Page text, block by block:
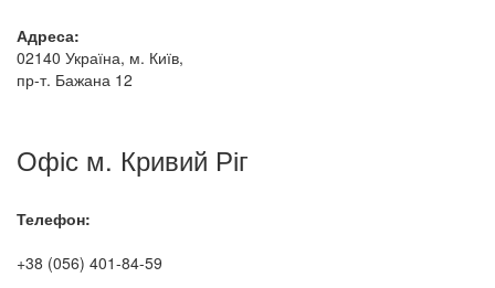
Адреса:
02140 Україна, м. Київ,
пр-т. Бажана 12
Офіс м. Кривий Ріг
Телефон:
+38 (056) 401-84-59